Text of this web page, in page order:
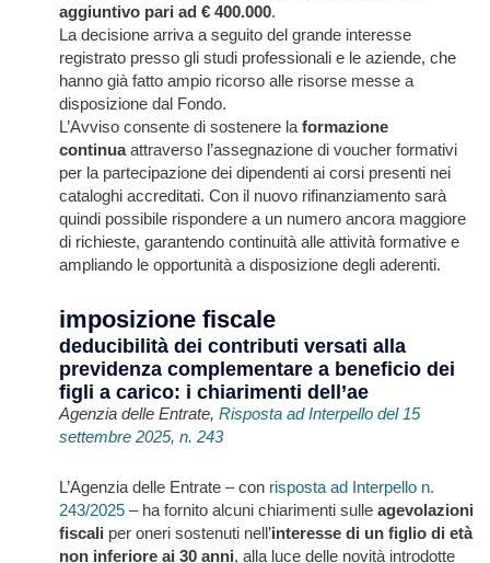
aggiuntivo pari ad € 400.000.
La decisione arriva a seguito del grande interesse
registrato presso gli studi professionali e le aziende, che
hanno già fatto ampio ricorso alle risorse messe a
disposizione dal Fondo.
L’Avviso consente di sostenere laformazione
continuaattraverso l’assegnazione di voucher formativi
per la partecipazione dei dipendenti ai corsi presenti nei
cataloghi accreditati. Con il nuovo rifinanziamento sarà
quindi possibile rispondere a un numero ancora maggiore
di richieste, garantendo continuità alle attività formative e
ampliando le opportunità a disposizione degli aderenti.
imposizione fiscale
deducibilità dei contributi versati alla
previdenza complementare a beneficio dei
figli a carico: i chiarimenti dell’ae
Agenzia delle Entrate, Risposta ad Interpello del 15
settembre 2025, n. 243
L’Agenzia delle Entrate – con risposta ad Interpello n.
243/2025– ha fornito alcuni chiarimenti sulle agevolazioni
fiscali per oneri sostenuti nell’interesse di un figlio di età
non inferiore ai 30 anni, alla luce delle novità introdotte